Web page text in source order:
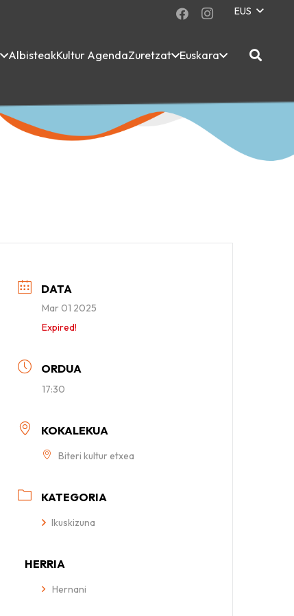
EUS
AlbisteakKultur AgendaZuretzat Euskara
DATA
Mar 01 2025
Expired!
ORDUA
17:30
KOKALEKUA
Biteri kultur etxea
KATEGORIA
Ikuskizuna
HERRIA
Hernani